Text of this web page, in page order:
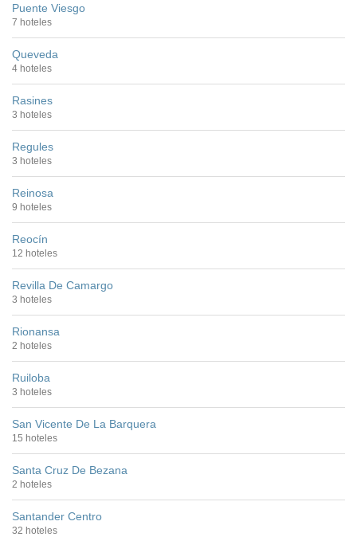
Puente Viesgo
7 hoteles
Queveda
4 hoteles
Rasines
3 hoteles
Regules
3 hoteles
Reinosa
9 hoteles
Reocín
12 hoteles
Revilla De Camargo
3 hoteles
Rionansa
2 hoteles
Ruiloba
3 hoteles
San Vicente De La Barquera
15 hoteles
Santa Cruz De Bezana
2 hoteles
Santander Centro
32 hoteles